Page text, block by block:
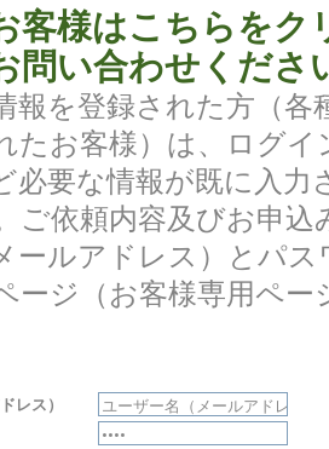
客様はこちらをク
問い合わせくださ
報を登録された方（
たお客様）は、ログ
必要な情報が既に入
ご依頼内容及びお申
ールアドレス）とパ
ージ（お客様専用ペ
レス）